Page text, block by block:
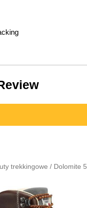
trekkingowe / Dolomite